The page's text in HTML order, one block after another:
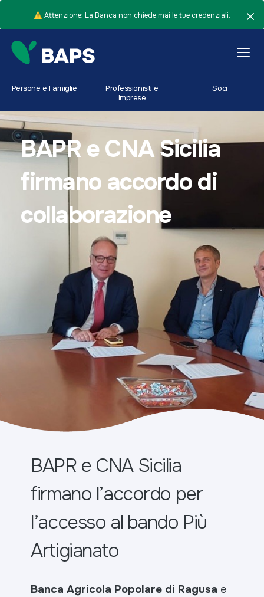
⚠️ Attenzione: La Banca non chiede mai le tue credenziali.
Persone e Famiglie
Professionisti e
Imprese
Soci
BAPR e CNA Sicilia
firmano accordo di
collaborazione
BAPR e CNA Sicilia
firmano l’accordo per
l’accesso al bando Più
Artigianato
Banca Agricola Popolare di Ragusa e